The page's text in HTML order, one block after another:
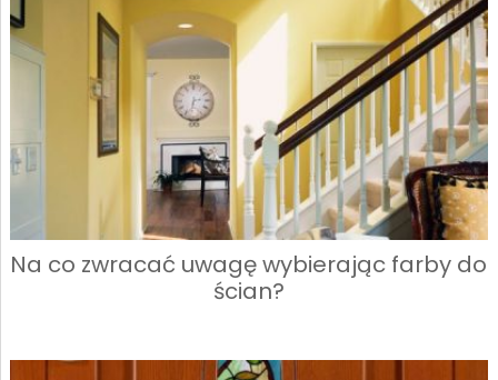
Na co zwracać uwagę wybierając farby do
ścian?